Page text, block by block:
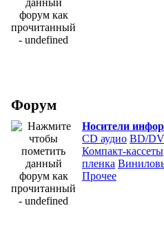
Форум
Носители
СD аудио BD/
Компакт-кассеты
пленка
Прочее